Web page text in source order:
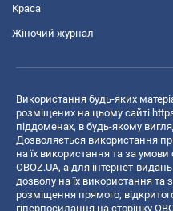
Краса
Жіночий журнал
Використання будь-яких
розміщених на цьому сайті
піддоменах, в будь-якому
Дозволяється використання
на їх використання та за
OBOZ.UA, а для інтернет-
дозволу на їх використання та
розміщення прямого,
гіперпосилання на сторінку